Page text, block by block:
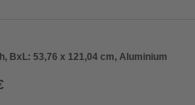
BxL: 53,76 x 121,04 cm, Aluminium